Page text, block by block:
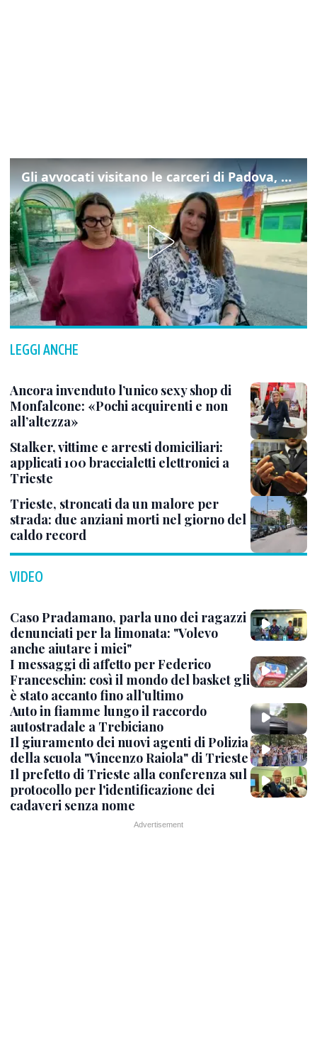
Gli avvocati visitano le carceri di Padova, ecco cosa hanno trovato
LEGGI ANCHE
Ancora invenduto l’unico sexy shop di
Monfalcone: «Pochi acquirenti e non
all’altezza»
Stalker, vittime e arresti domiciliari:
applicati 100 braccialetti elettronici a
Trieste
Trieste, stroncati da un malore per
strada: due anziani morti nel giorno del
caldo record
VIDEO
Caso Pradamano, parla uno dei ragazzi
denunciati per la limonata: "Volevo
anche aiutare i miei"
I messaggi di affetto per Federico
Franceschin: così il mondo del basket gli
è stato accanto fino all’ultimo
Auto in fiamme lungo il raccordo
autostradale a Trebiciano
Il giuramento dei nuovi agenti di Polizia
della scuola "Vincenzo Raiola" di Trieste
Il prefetto di Trieste alla conferenza sul
protocollo per l'identificazione dei
cadaveri senza nome